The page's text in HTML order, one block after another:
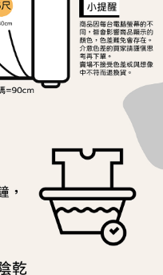
視為有效，需透過AFTEE先享
結帳頁面顯示為準，若有關於
疑問，請聯繫「AFTEE先享後付
support/home
先享後付」服務完成之交
，並將交易相關給付款項請求債
或監護人之同意方可使用
起之損失，本公司不負相關責
別帳號之用戶狀況，依本公司即
足之情形，本公司將視審查結果
註冊。若發現惡意使用之情形，
費